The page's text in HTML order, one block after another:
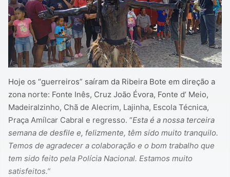
Hoje os “guerreiros” saíram da Ribeira Bote em direção a
zona norte: Fonte Inês, Cruz João Évora, Fonte d’ Meio,
Madeiralzinho, Chã de Alecrim, Lajinha, Escola Técnica,
Praça Amílcar Cabral e regresso. “Esta é a nossa terceira
semana de desfile e, felizmente, têm sido muito tranquilo.
Temos de agradecer a colaboração e o bom trabalho que
tem sido feito pela Polícia Nacional. Estamos muito
satisfeitos.”